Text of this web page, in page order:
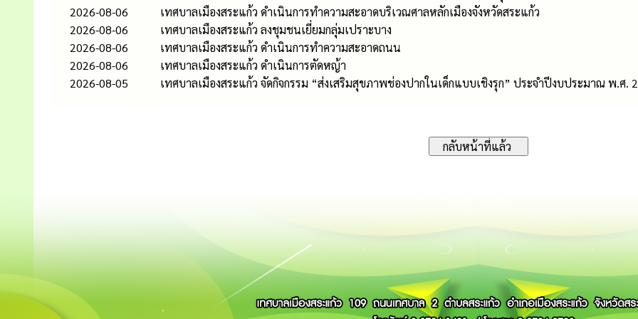
2026-08-06
เทศบาลเมืองสระแก้ว ดำเนินการทำความสะอาดบริเวณศาลหลักเมืองจังหวัดสระแก้ว
2026-08-06
เทศบาลเมืองสระแก้ว ลงชุมชนเยี่ยมกลุ่มเปราะบาง
2026-08-06
เทศบาลเมืองสระแก้ว ดำเนินการทำความสะอาดถนน
2026-08-06
เทศบาลเมืองสระแก้ว ดำเนินการตัดหญ้า
2026-08-05
เทศบาลเมืองสระแก้ว จัดกิจกรรม “ส่งเสริมสุขภาพช่องปากในเด็กแบบเชิงรุก” ประจำปีงบประมาณ พ.ศ.